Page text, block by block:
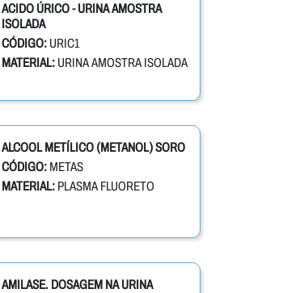
ACIDO ÚRICO - URINA AMOSTRA
ISOLADA
CÓDIGO: URIC1
MATERIAL:URINA AMOSTRA ISOLADA
ALCOOL METÍLICO (METANOL) SORO
CÓDIGO: METAS
MATERIAL:PLASMA FLUORETO
AMILASE. DOSAGEM NA URINA